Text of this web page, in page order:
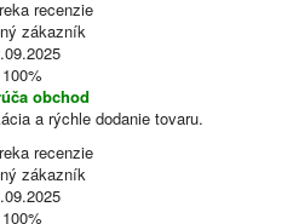
zákazník
100%
obchod
a rýchle dodanie tovaru.
zákazník
100%